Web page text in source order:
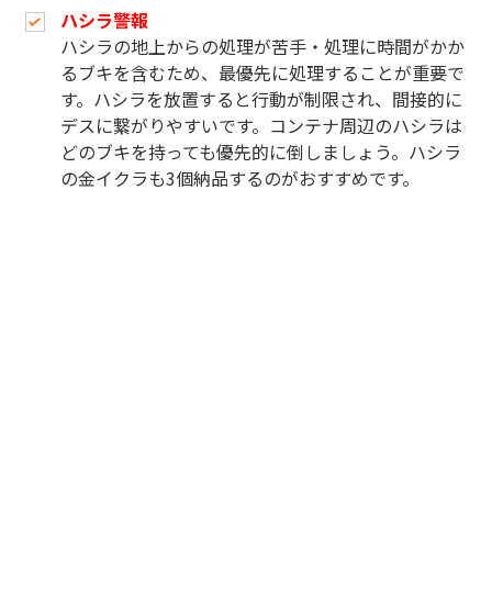
ハシラ警報
ハシラの地上からの処理が苦手・処理に時間がかか
るブキを含むため、最優先に処理することが重要で
す。ハシラを放置すると行動が制限され、間接的に
デスに繋がりやすいです。コンテナ周辺のハシラは
どのブキを持っても優先的に倒しましょう。ハシラ
の金イクラも3個納品するのがおすすめです。